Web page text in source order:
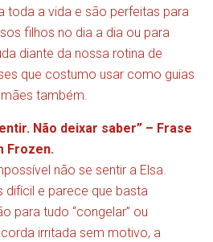
toda a vida e são perfeitas para
filhos no dia a dia ou para
diante da nossa rotina de
que costumo usar como guias
também.
Não deixar saber” – Frase
Frozen.
não se sentir a Elsa.
difícil e parece que basta
para tudo “congelar” ou
irritada sem motivo, a